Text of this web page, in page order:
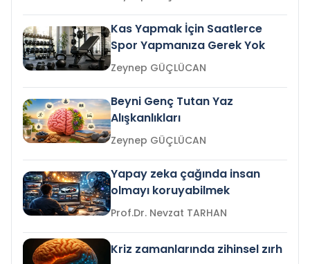
Kas Yapmak İçin Saatlerce
Spor Yapmanıza Gerek Yok
Zeynep GÜÇLÜCAN
Beyni Genç Tutan Yaz
Alışkanlıkları
Zeynep GÜÇLÜCAN
Yapay zeka çağında insan
olmayı koruyabilmek
Prof.Dr. Nevzat TARHAN
Kriz zamanlarında zihinsel zırh